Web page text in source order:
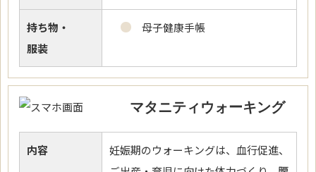
持ち物・
服装
母子健康手帳
マタニティウォーキング
内容
妊娠期のウォーキングは、血行促進、